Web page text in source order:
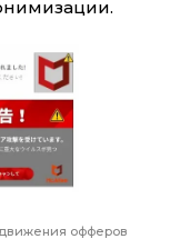
офферов